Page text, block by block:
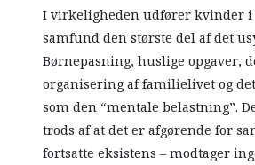
I virkeligheden udfører kvinder i
samfund den største del af det
Børnepasning, huslige opgaver,
organisering af familielivet og
som den “mentale belastning”.
trods af at det er afgørende for
fortsatte eksistens – modtager